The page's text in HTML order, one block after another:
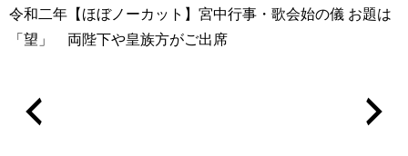
令和二年【ほぼノーカット】宮中行事・歌会始の儀 お題は
「望」 両陛下や皇族方がご出席